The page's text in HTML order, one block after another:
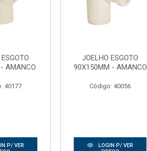
AMANCO
40177
P/ VER
JOELHO ESGOTO
90X150MM - AMANCO
Código: 40056
LOGIN P/ VER